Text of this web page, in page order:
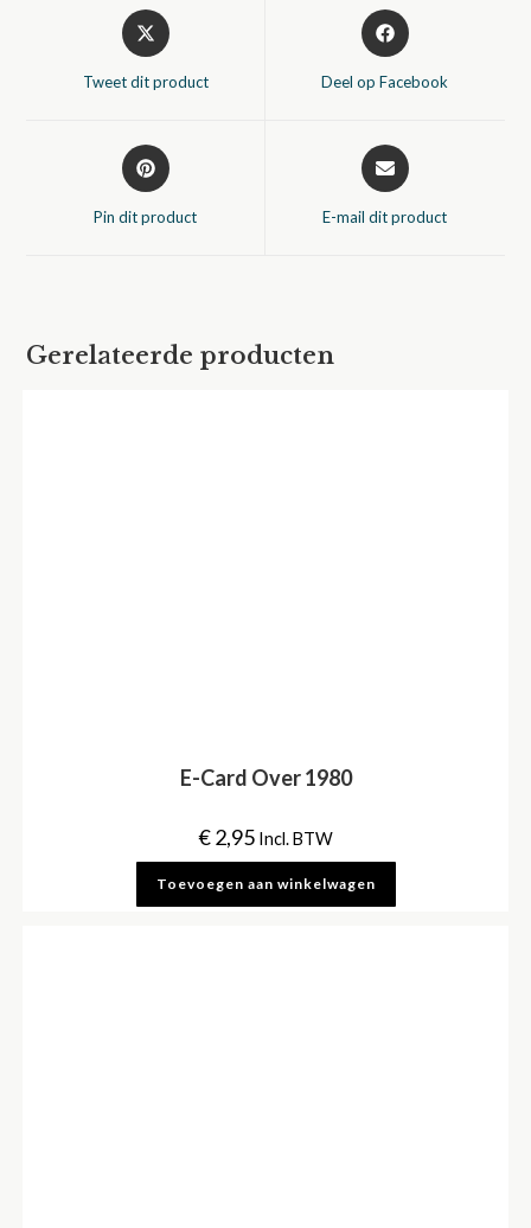
Opent
in
nieuw
Tweet dit product
Opent
in
nieuw
Deel op Facebook
Opent
in
nieuw
Pin dit product
Opent
in
nieuw
E-mail dit product
Gerelateerde producten
E-Card Over 1980
€2,95 Incl. BTW
Toevoegen aan winkelwagen